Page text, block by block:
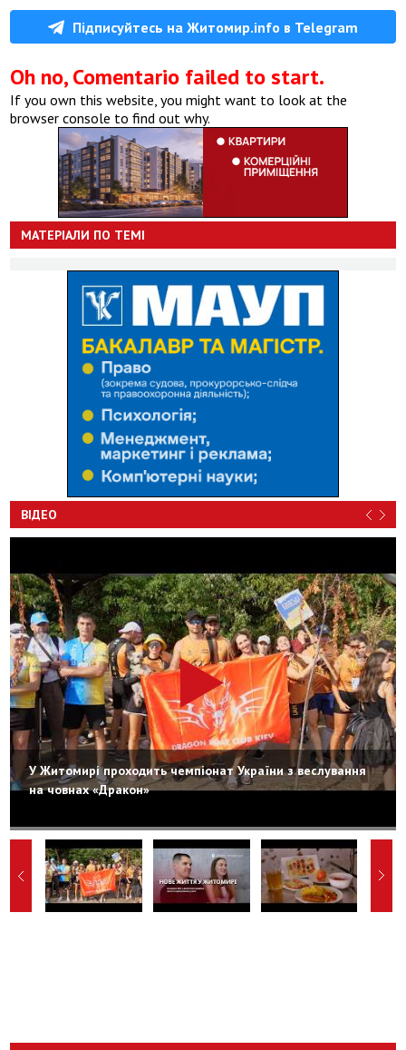
Підписуйтесь на Житомир.info в Telegram
Oh no, Comentario failed to start.
If you own this website, you might want to look at the
browser console to find out why.
МАТЕРІАЛИ ПО ТЕМІ
ВІДЕО
У Житомирі проходить чемпіонат України з веслування
на човнах «Дракон»